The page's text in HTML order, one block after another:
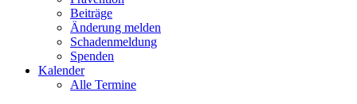
Beiträge
Änderung melden
Schadenmeldung
Spenden
Kalender
Alle Termine